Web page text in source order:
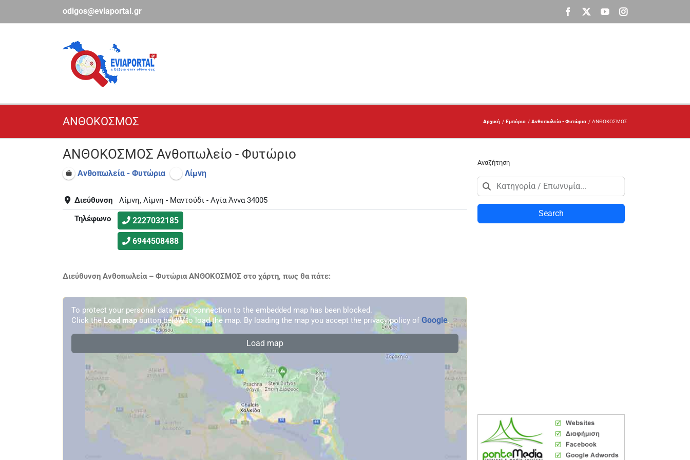
περιεχόμενο
odigos@eviaportal.gr Facebook
X YouTubeInstagram
ΑΝΘΟΚΟΣΜΟΣ Αρχική Εμπόριο Ανθοπωλεία - Φυτώρια ΑΝΘΟΚΟΣΜΟΣ
ΑΝΘΟΚΟΣΜΟΣ Ανθοπωλείο - Φυτώριο
Ανθοπωλεία - Φυτώρια Λίμνη
Διεύθυνση
Λίμνη, Λίμνη - Μαντούδι - Αγία Άννα 34005
Τηλέφωνο
2227032185
6944508488
Διεύθυνση Ανθοπωλεία – Φυτώρια ΑΝΘΟΚΟΣΜΟΣ στο χάρτη, πως θα πάτε:
To protect your personal data, your connection to the embedded map has been blocked.
Click the Load mapbutton below to load the map. By loading the map you accept the privacy policy of Google.
Load map
Αναζήτηση
Search